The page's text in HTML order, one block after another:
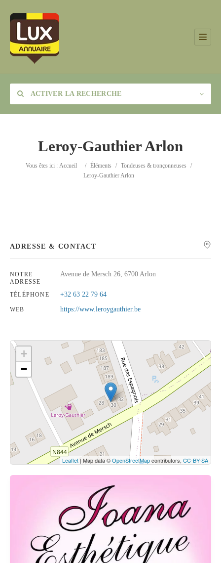
ACTIVER LA RECHERCHE
Catégorie
Rechercher
Leroy-Gauthier Arlon
Vous êtes ici : Accueil / Éléments / Tondeuses & tronçonneuses
/
Leroy-Gauthier Arlon
ADRESSE & CONTACT
NOTRE
ADRESSE
Avenue de Mersch 26, 6700 Arlon
TÉLÉPHONE +32 63 22 79 64
WEB https://www.leroygauthier.be
Cliquez sur le bouton pour afficher la carte.
Voir la carte
+
−
Leaflet | Map data ©OpenStreetMapcontributors, CC-BY-SA